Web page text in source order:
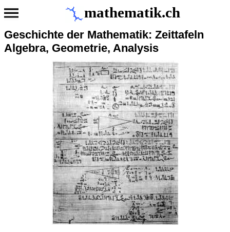
mathematik.ch
Geschichte der Mathematik: Zeittafeln
Algebra, Geometrie, Analysis